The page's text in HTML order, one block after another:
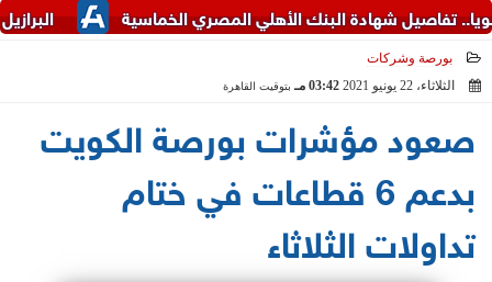
البرازيل تتوقع إنتادج 1.17 مليون طن من الفول
بورصة وشركات
الثلاثاء، 22 يونيو 2021
03:42 مـ بتوقيت القاهرة
صعود مؤشرات بورصة الكويت
بدعم 6 قطاعات في ختام
تداولات الثلاثاء